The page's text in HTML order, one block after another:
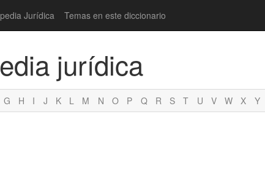
Jurídica Temas en este diccionario
jurídica
G H I J K L M N O P Q R S T U V W X Y